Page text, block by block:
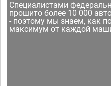
Специалистами
прошито более 10 000
- поэтому мы знаем, как
максимум от каждой